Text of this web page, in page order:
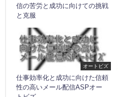
信の苦労と成功に向けての挑戦
と克服
オートビズ
仕事効率化と成功に向けた信頼
性の高いメール配信ASPオー